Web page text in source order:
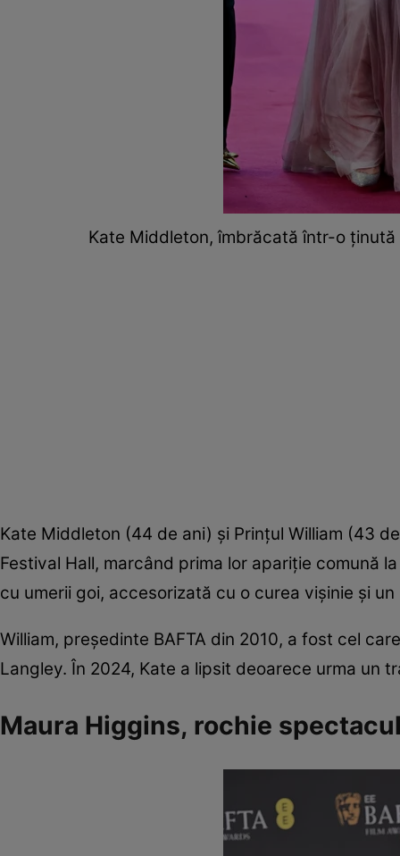
Kate Middleton, îmbrăcată într-o
Kate Middleton (44 de ani) și Prințul William (43
Festival Hall, marcând prima lor apariție comună
cu umerii goi, accesorizată cu o curea vișinie și
William, președinte BAFTA din 2010, a fost cel
Langley. În 2024, Kate a lipsit deoarece urma un
Maura Higgins, rochie